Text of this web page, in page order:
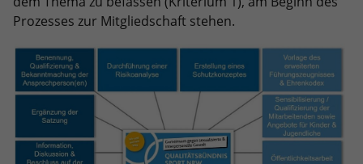
Prozesses zur Mitgliedschaft stehen.